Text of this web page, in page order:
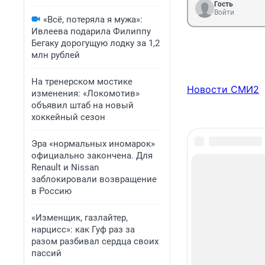
«Всё, потеряла я мужа»:
Ивлеева подарила Филиппу
Бегаку дорогущую лодку за 1,2
млн рублей
На тренерском мостике
изменения: «Локомотив»
объявил штаб на новый
хоккейный сезон
Эра «нормальных иномарок»
официально закончена. Для
Renault и Nissan
заблокировали возвращение
в Россию
«Изменщик, газлайтер,
нарцисс»: как Гуф раз за
разом разбивал сердца своих
пассий
Гость
Войти
Новости СМИ2